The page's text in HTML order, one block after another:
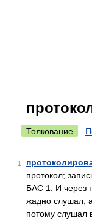
Толкование
1
протокол;
БАС 1. И через
жадно слушал,
потому слушал